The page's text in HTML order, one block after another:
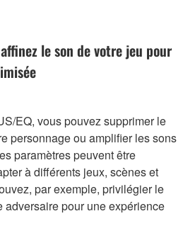
affinez le son de votre jeu pour
EQ, vous pouvez supprimer le
personnage ou amplifier les sons
paramètres peuvent être
à différents jeux, scènes et
par exemple, privilégier le
adversaire pour une expérience